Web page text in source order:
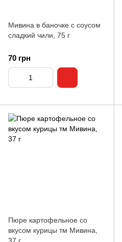
Мивина в баночке с соусом
сладкий чили, 75 г
70 грн
Пюре картофельное со
вкусом курицы тм Мивина,